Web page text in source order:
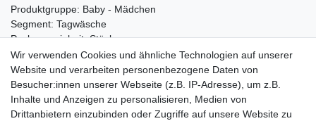
Produktgruppe: Baby - Mädchen
Segment: Tagwäsche
Packungseinheit: Stück
Material:
100% Baumwolle
Wir verwenden Cookies und ähnliche Technologien auf unserer
Website und verarbeiten personenbezogene Daten von
Besucher:innen unserer Webseite (z.B. IP-Adresse), um z.B.
Inhalte und Anzeigen zu personalisieren, Medien von
Drittanbietern einzubinden oder Zugriffe auf unsere Website zu